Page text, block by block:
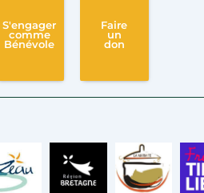
S'engager
comme
Bénévole
Faire
un
don